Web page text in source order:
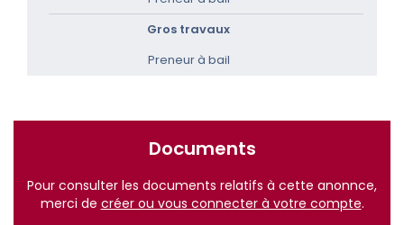
Gros travaux
Preneur à bail
Documents
Pour consulter les documents relatifs à cette anonnce,
merci de créer ou vous connecter à votre compte.